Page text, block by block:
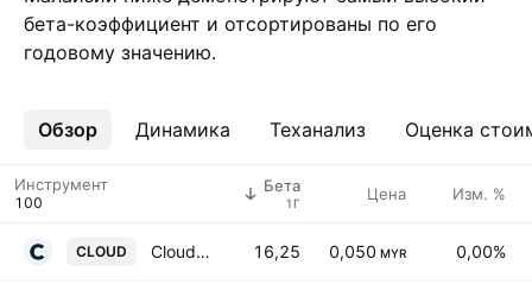
бета-коэффициент и отсортированы по его
годовому значению.
Обзор Динамика Теханализ Оценка
Ещё
Инструмент Бета
1Г Цена Изм. %
CLOUD Cloudaron Group Bhd. 16,25 0,050 MYR 0,00%